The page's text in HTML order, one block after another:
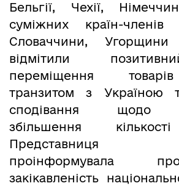
Бельгії, Чехії,
суміжних країн-
Словаччини, Угорщини
відмітили
переміщення
транзитом з Україною
сподівання щодо
збільшення
Представниця
проінформувала
закікавленість